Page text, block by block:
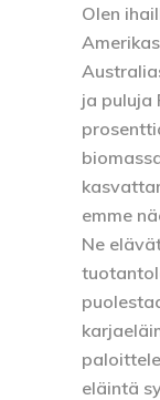
Olen
ja puluja
emme
Ne
eläintä